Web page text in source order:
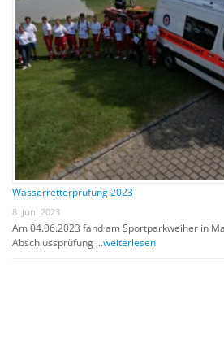
Wasserretterprüfung 2023
8. Juni 2023
Am 04.06.2023 fand am Sportparkweiher in
Abschlussprüfung …weiterlesen